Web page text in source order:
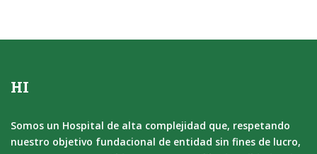
HI
Somos un Hospital de alta complejidad que, respetando
nuestro objetivo fundacional de entidad sin fines de lucro,